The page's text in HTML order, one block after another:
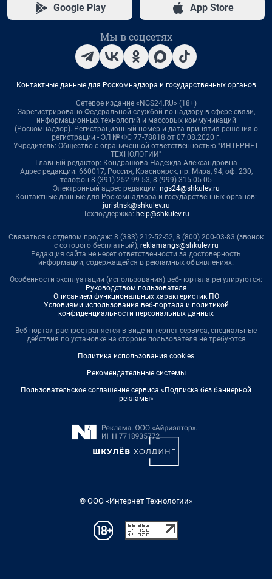
Google Play App Store
Мы в соцсетях
Контактные данные для Роскомнадзора и государственных органов
Сетевое издание «NGS24.RU» (18+)
Зарегистрировано Федеральной службой по надзору в сфере связи,
информационных технологий и массовых коммуникаций
(Роскомнадзор). Регистрационный номер и дата принятия решения о
регистрации - ЭЛ № ФС 77-78818 от 07.08.2020 г.
Учредитель: Общество с ограниченной ответственностью "ИНТЕРНЕТ
ТЕХНОЛОГИИ"
Главный редактор: Кондрашова Надежда Александровна
Адрес редакции: 660017, Россия, Красноярск, пр. Мира, 94, оф. 230,
телефон 8 (391) 252-99-53, 8 (999) 315-05-05
Электронный адрес редакции: ngs24@shkulev.ru
Контактные данные для Роскомнадзора и государственных органов:
juristnsk@shkulev.ru
Техподдержка: help@shkulev.ru
Связаться с отделом продаж: 8 (383) 212-52-52, 8 (800) 200-03-83 (звонок
с сотового бесплатный), reklamangs@shkulev.ru
Редакция сайта не несет ответственности за достоверность
информации, содержащейся в рекламных объявлениях.
Особенности эксплуатации (использования) веб-портала регулируются:
Руководством пользователя
Описанием функциональных характеристик ПО
Условиями использования веб-портала и политикой
конфиденциальности персональных данных
Веб-портал распространяется в виде интернет-сервиса, специальные
действия по установке на стороне пользователя не требуются
Политика использования cookies
Рекомендательные системы
Пользовательское соглашение сервиса «Подписка без баннерной
рекламы»
© ООО «Интернет Технологии»